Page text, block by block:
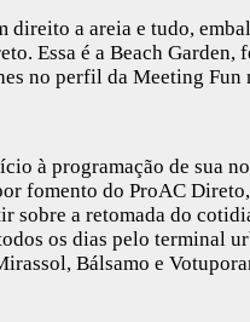
direito a areia e tudo,
Essa é a Beach
no perfil da Meeting
à programação de sua
fomento do ProAC
sobre a retomada do
os dias pelo terminal
Bálsamo e